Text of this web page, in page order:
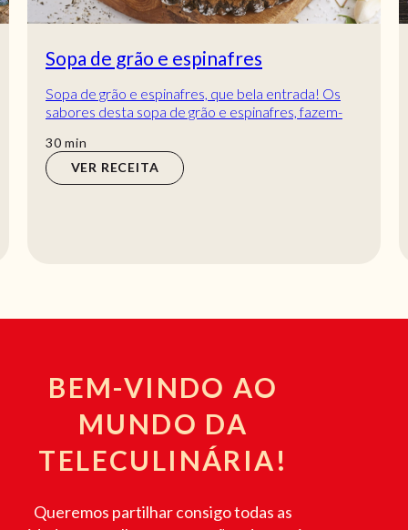
Sopa de grão e espinafres
Sopa de grão e espinafres, que bela entrada! Os
sabores desta sopa de grão e espinafres, fazem-
30min
min
VER RECEITA
BEM-VINDO AO
MUNDO DA
TELECULINÁRIA!
Queremos partilhar consigo todas as